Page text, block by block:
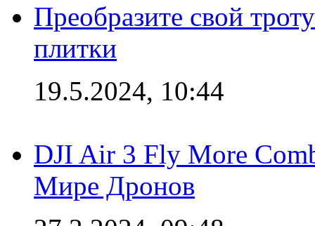
Преобразите свой
плитки
19.5.2024, 10:44
DJI Air 3 Fly More
Мире Дронов